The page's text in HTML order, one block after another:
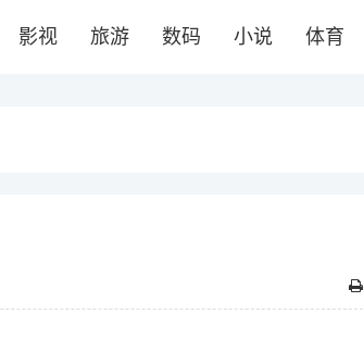
影视 旅游 数码 小说 体育